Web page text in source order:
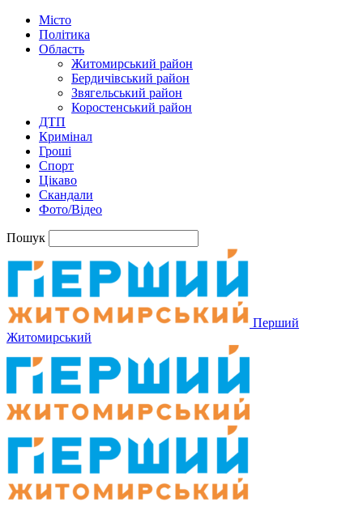
Місто
Політика
Область
Житомирський район
Бердичівський район
Звягельський район
Коростенський район
ДТП
Кримінал
Гроші
Спорт
Цікаво
Скандали
Фото/Відео
Пошук
Перший
Житомирський